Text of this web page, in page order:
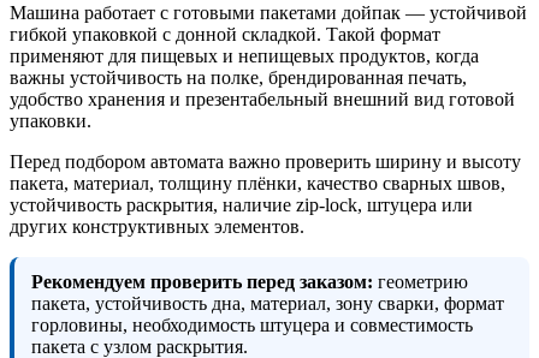
Машина работает с готовыми пакетами дойпак — устойчивой
гибкой упаковкой с донной складкой. Такой формат
применяют для пищевых и непищевых продуктов, когда
важны устойчивость на полке, брендированная печать,
удобство хранения и презентабельный внешний вид готовой
упаковки.
Перед подбором автомата важно проверить ширину и высоту
пакета, материал, толщину плёнки, качество сварных швов,
устойчивость раскрытия, наличие zip-lock, штуцера или
других конструктивных элементов.
Рекомендуем проверить перед заказом: геометрию
пакета, устойчивость дна, материал, зону сварки, формат
горловины, необходимость штуцера и совместимость
пакета с узлом раскрытия.